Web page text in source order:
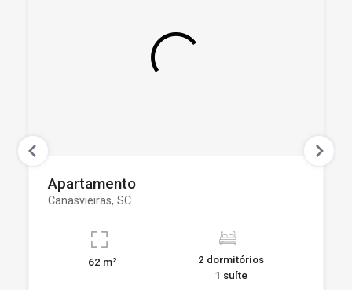
Apartamento
Canasvieiras, SC
62 m²
2 dormitórios
1 suíte